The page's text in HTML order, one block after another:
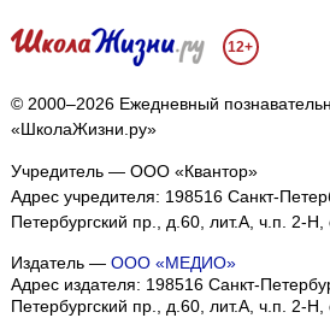
12+
© 2000–2026 Ежедневный
«ШколаЖизни.ру»
Учредитель — ООО «Квантор»
Адрес учредителя: 198516 Санкт-
Петербургский пр., д.60, лит.А, ч.п. 2-
Издатель — ООО «МЕДИО»
Адрес издателя: 198516 Санкт-
Петербургский пр., д.60, лит.А, ч.п. 2-